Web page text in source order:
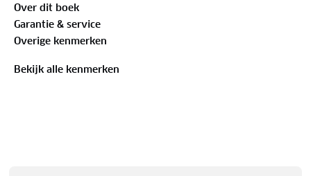
DE GEZINSACTIVITEITEN
Ontdek de leukste activiteiten voor kinderen
DE ADRESBOEKJES
Ontspanning, shopping en horeca: adressen voor
Over dit boek
Garantie & service
Overige kenmerken
Bekijk alle kenmerken